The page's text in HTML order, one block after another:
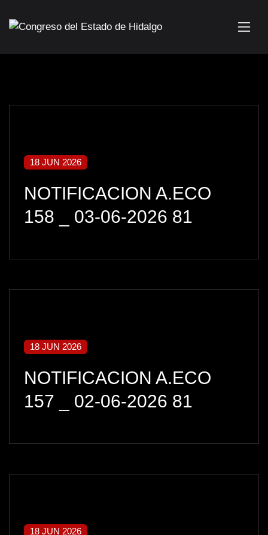
18 JUN 2026
NOTIFICACION A.ECO
158 _ 03-06-2026 81
18 JUN 2026
NOTIFICACION A.ECO
157 _ 02-06-2026 81
18 JUN 2026